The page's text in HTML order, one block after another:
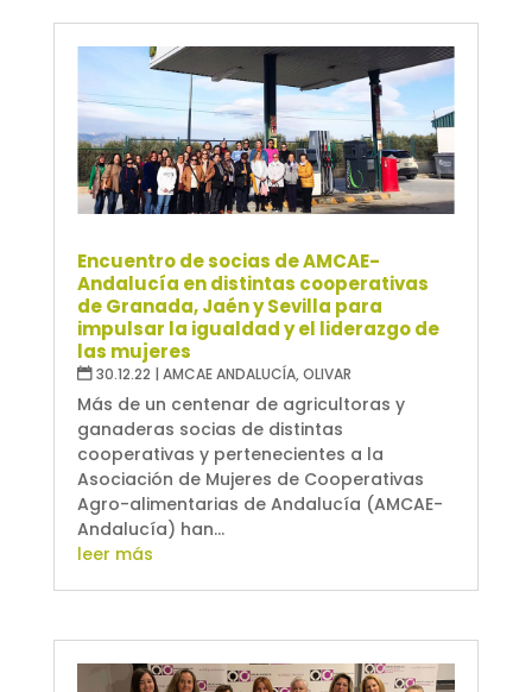
Encuentro de socias de AMCAE-
Andalucía en distintas cooperativas
de Granada, Jaén y Sevilla para
impulsar la igualdad y el liderazgo de
las mujeres
30.12.22 | AMCAE ANDALUCÍA,OLIVAR
Más de un centenar de agricultoras y
ganaderas socias de distintas
cooperativas y pertenecientes a la
Asociación de Mujeres de Cooperativas
Agro-alimentarias de Andalucía (AMCAE-
Andalucía) han...
leer más